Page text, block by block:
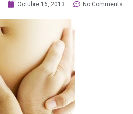
Octubre 16, 2013 No Comments